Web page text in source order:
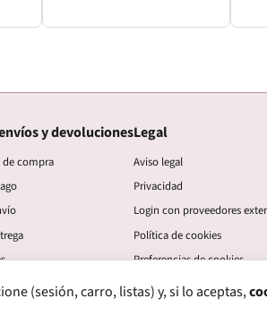
y devoluciones
compra
Legal
Aviso legal
Privacidad
Login con proveedores
Política de cookies
Preferencias de cookies
(sesión, carro, listas) y, si lo aceptas,